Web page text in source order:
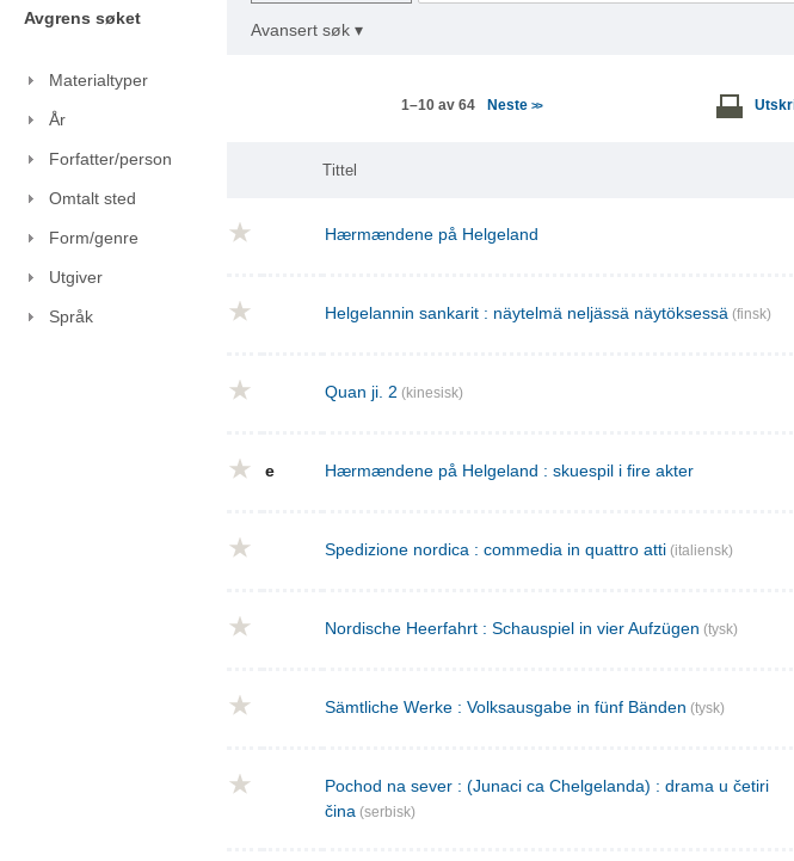
Avgrens søket
Materialtyper
År
Forfatter/person
Omtalt sted
Form/genre
Utgiver
Språk
Avansert søk ▾
1–10 av 64 Neste>>
Tittel
Hærmændene på Helgeland
Helgelannin sankarit : näytelmä neljässä näytöksessä (finsk)
Quan ji. 2 (kinesisk)
e Hærmændene på Helgeland : skuespil i fire akter
Spedizione nordica : commedia in quattro atti (italiensk)
Nordische Heerfahrt : Schauspiel in vier Aufzügen (tysk)
Sämtliche Werke : Volksausgabe in fünf Bänden (tysk)
Pochod na sever : (Junaci ca Chelgelanda) : drama u četiri
čina (serbisk)